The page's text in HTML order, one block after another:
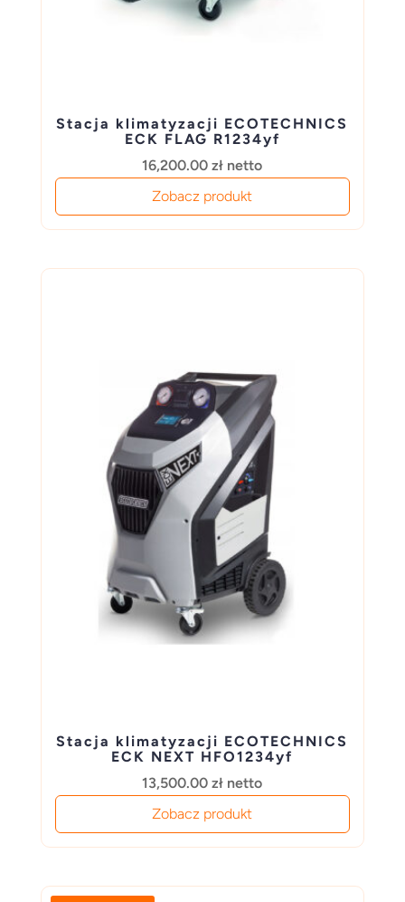
Stacja klimatyzacji ECOTECHNICS
ECK FLAG R1234yf
16,200.00zł netto
Zobacz produkt
Stacja klimatyzacji ECOTECHNICS
ECK NEXT HFO1234yf
13,500.00zł netto
Zobacz produkt